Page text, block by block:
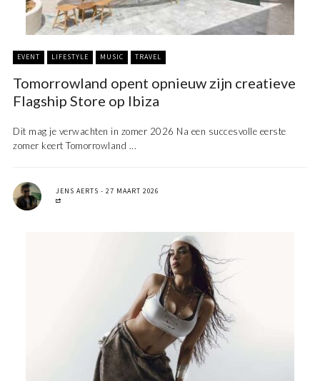
EVENT LIFESTYLE MUSIC TRAVEL
Tomorrowland opent opnieuw zijn creatieve
Flagship Store op Ibiza
Dit mag je verwachten in zomer 2026 Na een succesvolle eerste
zomer keert Tomorrowland ...
JENS AERTS 27 MAART 2026